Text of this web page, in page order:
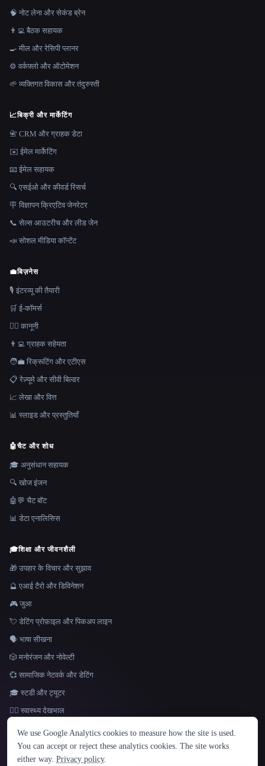
भाषा
English español Français Русский 简体中文
Hindi
🧠 नोट लेना और सेकंड ब्रेन
👨‍💻 बैठक सहायक
🍳 मील और रेसिपी प्लानर
⚙️ वर्कफ़्लो और ऑटोमेशन
🌱 व्यक्तिगत विकास और तंदुरुस्ती
📈बिक्री और मार्केटिंग
📇 CRM और ग्राहक डेटा
✉️ ईमेल मार्केटिंग
📧 ईमेल सहायक
🔍 एसईओ और कीवर्ड रिसर्च
🪧 विज्ञापन क्रिएटिव जेनरेटर
📞 सेल्स आउटरीच और लीड जेन
📣 सोशल मीडिया कॉन्टेंट
💼बिज़नेस
🎙️ इंटरव्यू की तैयारी
🛒 ई-कॉमर्स
👩‍⚖️ कानूनी
👨‍💻 ग्राहक सहेयता
🧑‍💼 रिक्रूटिंग और एटीएस
📋 रेज़्यूमे और सीवी बिल्डर
📈 लेखा और वित्त
📊 स्लाइड और प्रस्तुतियाँ
🤖चैट और शोध
🎓 अनुसंधान सहायक
🔍 खोज इंजन
🤖💬 चैट बॉट
📊 डेटा एनालिसिस
🎓शिक्षा और जीवनशैली
🎁 उपहार के विचार और सुझाव
🔮 एआई टैरो और डिविनेशन
🎮 जुआ
💘 डेटिंग प्रोफ़ाइल और पिकअप लाइन
🗣️ भाषा सीखना
🎲 मनोरंजन और नोवेल्टी
💞 सामाजिक नेटवर्क और डेटिंग
🎓 स्टडी और ट्यूटर
👩‍⚕️ स्वास्थ्य देखभाल
© 2026 That AI Collection. सर्वाधिकार सुरक्षित।
We use Google Analytics cookies to measure how the site is used.
You can accept or reject these analytics cookies. The site works
either way. Privacy policy.